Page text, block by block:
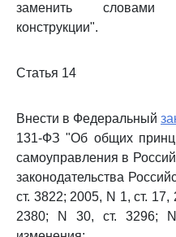
заменить словами
конструкции".
Статья 14
Внести в Федеральный
131-ФЗ "Об общих
самоуправления в
законодательства
ст. 3822; 2005, N 1, ст. 17,
2380; N 30, ст. 3296;